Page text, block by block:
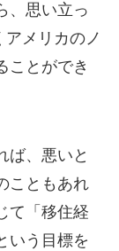
、思い立っ
メリカのノ
ことができ
ば、悪いと
こともあれ
て「移住経
いう目標を